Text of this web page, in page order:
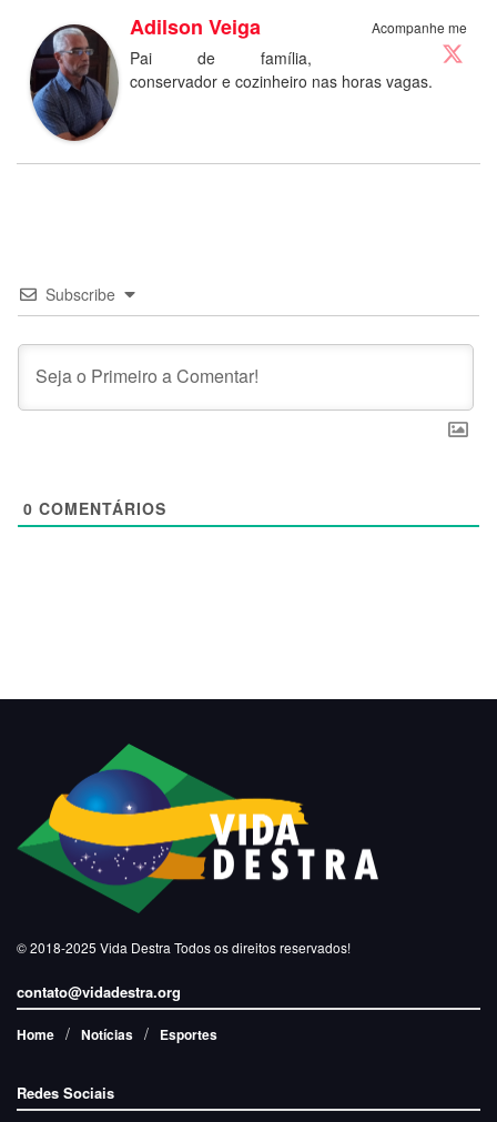
Acompanhe me
Adilson Veiga
Pai de família,
conservador e cozinheiro nas horas vagas.
Subscribe
0 COMENTÁRIOS
© 2018-2025 Vida Destra Todos os direitos reservados!
contato@vidadestra.org
Home Notícias Esportes
Redes Sociais